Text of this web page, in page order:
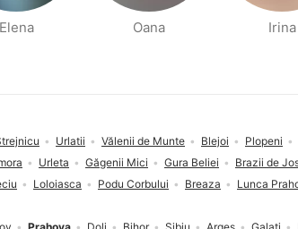
Elena Oana Irina
Urlatii Vălenii de Munte Blejoi Plopeni
Urleta Găgenii Mici Gura Beliei Brazii de
Loloiasca Podu Corbului Breaza Lunca